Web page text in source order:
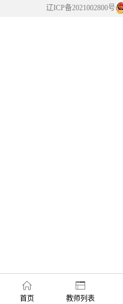
辽ICP备2021002800号
首页 教师列表